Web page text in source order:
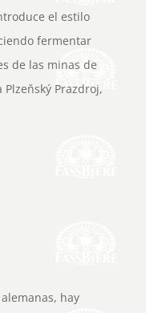
el estilo
fermentar
de las minas de
Prazdroj,
hay